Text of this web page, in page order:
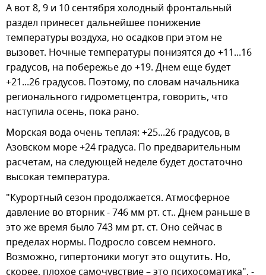
А вот 8, 9 и 10 сентября холодный фронтальный
раздел принесет дальнейшее понижение
температуры воздуха, но осадков при этом не
вызовет. Ночные температуры понизятся до +11...16
градусов, на побережье до +19. Днем еще будет
+21...26 градусов. Поэтому, по словам начальника
регионального гидрометцентра, говорить, что
наступила осень, пока рано.
Морская вода очень теплая: +25...26 градусов, в
Азовском море +24 градуса. По предварительным
расчетам, на следующей неделе будет достаточно
высокая температура.
"Курортный сезон продолжается. Атмосферное
давление во вторник - 746 мм рт. ст.. Днем раньше в
это же время было 743 мм рт. ст. Оно сейчас в
пределах нормы. Подросло совсем немного.
Возможно, гипертоники могут это ощутить. Но,
скорее, плохое самочувствие – это психосоматика", -